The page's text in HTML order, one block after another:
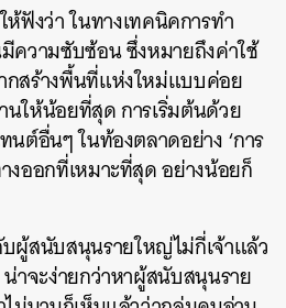
ห้ฟังว่า ในทางเทคนิคการทำ
ความซับซ้อน ซึ่งหมายถึงค่าใช้
กสร้างพื้นที่แห่งใหม่แบบค่อย
ให้น้อยที่สุด การเริ่มต้นด้วย
นต์อื่นๆ ในท้องตลาดอย่าง ‘การ
งออกที่เหมาะที่สุด อย่างน้อยก็
บผู้สนับสนุนรายใหญ่ไม่กี่เจ้าแล้ว
าจะง่ายกว่าหาผู้สนับสนุนราย